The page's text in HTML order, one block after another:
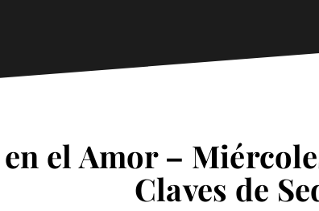
el Amor –
Claves de